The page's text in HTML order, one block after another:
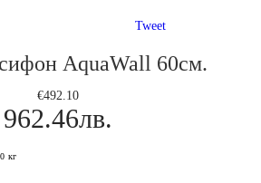
Tweet
AquaWall 60см.
€492.10
962.46лв.
кг